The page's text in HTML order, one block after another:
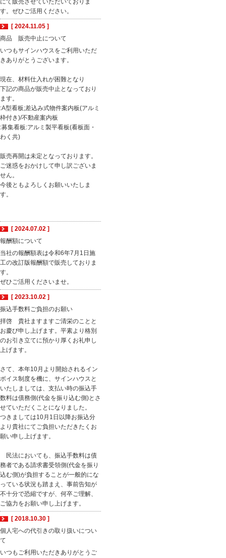
にて販売させていただいておりま
す。ぜひご活用ください。
[ 2024.11.05 ]
商品 販売中止について
いつもサインハウスをご利用いただ
きありがとうございます。
現在、材料仕入れが困難となり
下記の商品が販売中止となっており
ます。
:A型看板;差込み式物件案内板(アルミ
枠付き)/不動産案内板
:募集看板:アルミ製平看板(看板面・
わく共)
販売再開は未定となっております。
ご迷惑をおかけして申し訳ございま
せん。
今後ともよろしくお願いいたしま
す。
[ 2024.07.02 ]
報酬額について
当社の報酬額表は令和6年7月1日施
工の改訂版報酬額で販売しておりま
す。
ぜひご活用くださいませ。
[ 2023.10.02 ]
振込手数料ご負担のお願い
拝啓 貴社ますますご清栄のことと
お慶び申し上げます。平素より格別
のお引き立てに預かり厚くお礼申し
上げます。
さて、本年10月より開始されるイン
ボイス制度を機に、サインハウスと
いたしましては、支払い時の振込手
数料は債務側(代金を振り込む側)とさ
せていただくことになりました。
つきましては10月1日以降お振込分
より貴社にてご負担いただきたくお
願い申し上げます。
民法においても、振込手数料は債
務者である請求書受領側(代金を振り
込む側)が負担することが一般的にな
っている状況も踏まえ、事前告知が
不十分で恐縮ですが、何卒ご理解、
ご協力をお願い申し上げます。
[ 2018.10.30 ]
個人宅への代引きの取り扱いについ
て
いつもご利用いただきありがとうご